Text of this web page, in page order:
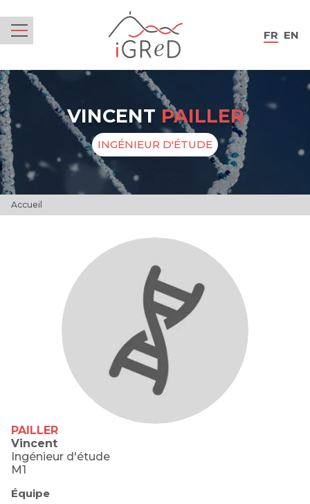
FR EN
VINCENT PAILLER
INGÉNIEUR D'ÉTUDE
Accueil
PAILLER
Vincent
Ingénieur d'étude
M1
Équipe